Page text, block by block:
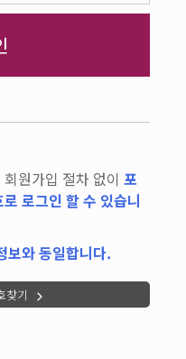
원가입 절차 없이 포
로그인 할 수 있습니
보와 동일합니다.
찾기